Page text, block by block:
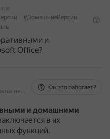
#ДомашниеВерсии
и
Office?
На основе источников, возможны неточности
Как это работает?
и домашними
в их
функций.